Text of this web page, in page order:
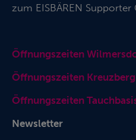
zum EISBÄREN Supporter
Öffnungszeiten
Öffnungszeiten Kreuzberg
Öffnungszeiten
Newsletter